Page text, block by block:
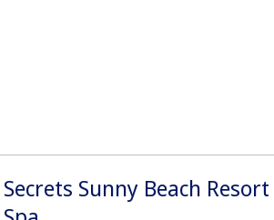
Secrets Sunny Beach